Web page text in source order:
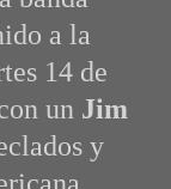
a la
14 de
un Jim
y